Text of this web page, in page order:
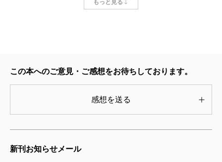
2025/12/01
2024/01/24
2023/03/17
1,705円
もっと見る
この本へのご意見・ご感想をお待ちしております。
感想を送る
新刊お知らせメール